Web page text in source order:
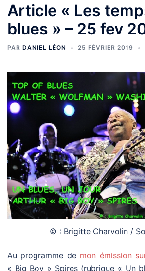
Article « Les
blues » – 25 fev
PAR DANIEL LÉON 25 FÉVRIER 2019
© : Brigitte Charvolin /
Au programme de mon émission
« Big Boy » Spires (rubrique « Un